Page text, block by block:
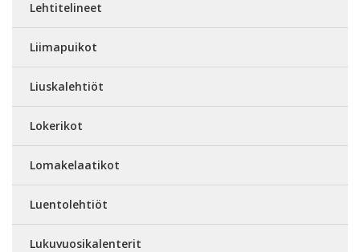
Lehtitelineet
Liimapuikot
Liuskalehtiöt
Lokerikot
Lomakelaatikot
Luentolehtiöt
Lukuvuosikalenterit